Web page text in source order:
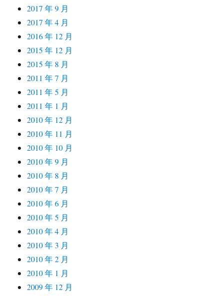
2017 年 9 月
2017 年 4 月
2016 年 12 月
2015 年 12 月
2015 年 8 月
2011 年 7 月
2011 年 5 月
2011 年 1 月
2010 年 12 月
2010 年 11 月
2010 年 10 月
2010 年 9 月
2010 年 8 月
2010 年 7 月
2010 年 6 月
2010 年 5 月
2010 年 4 月
2010 年 3 月
2010 年 2 月
2010 年 1 月
2009 年 12 月